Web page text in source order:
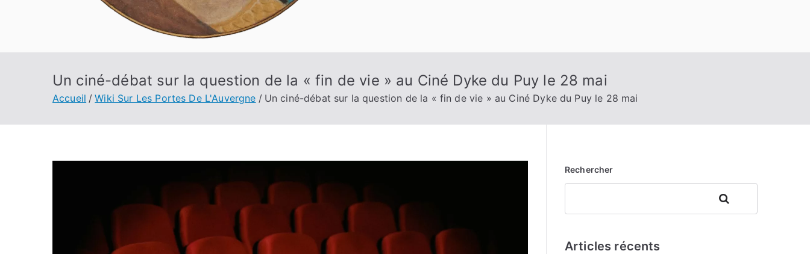
Un ciné-débat sur la question de la « fin de vie » au Ciné Dyke du Puy le 28 mai
Accueil Wiki Sur Les Portes De L'Auvergne Un ciné-débat sur la question de la « fin de vie » au Ciné Dyke du Puy le 28 mai
Rechercher
Rechercher
Articles récents